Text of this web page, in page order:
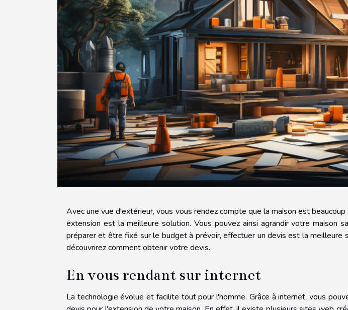
Avec une vue d'extérieur, vous vous rendez compte que la maison est
extension est la meilleure solution. Vous pouvez ainsi agrandir votre maison
préparer et être fixé sur le budget à prévoir, effectuer un devis est la meilleure
découvrirez comment obtenir votre devis.
En vous rendant sur internet
La technologie évolue et facilite tout pour l'homme. Grâce à internet, vous